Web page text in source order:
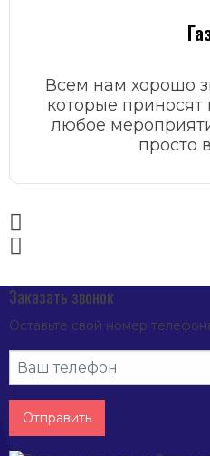
Всем нам хорошо
которые
любое
просто
Заказать звонок
Оставьте свой номер
Отправить